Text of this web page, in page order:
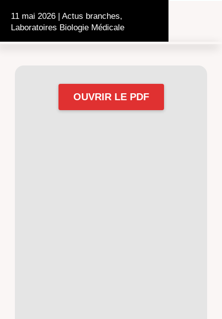
11 mai 2026 | Actus branches,
Laboratoires Biologie Médicale
OUVRIR LE PDF